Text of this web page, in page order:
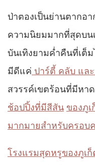
ค
ป่าตองเป็นย่านตากอ
ความนิยมมากที่สุดบน
บันเทิงยามค่ำคืนที่เต็
มีดีแค่ ปาร์ตี้ คลับ แล
สวรรค์เขตร้อนที่มีหา
ช้อปปิ้งที่มีสีสัน ของภูเ
มากมายสำหรับครอบ
โรงแรมสุดหรูของภูเก็